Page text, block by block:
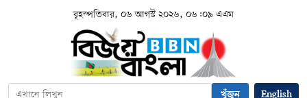
বৃহস্পতিবার, ০৬ আগস্ট ২০২৬, ০৬:০৯ এএম
খুঁজুন English